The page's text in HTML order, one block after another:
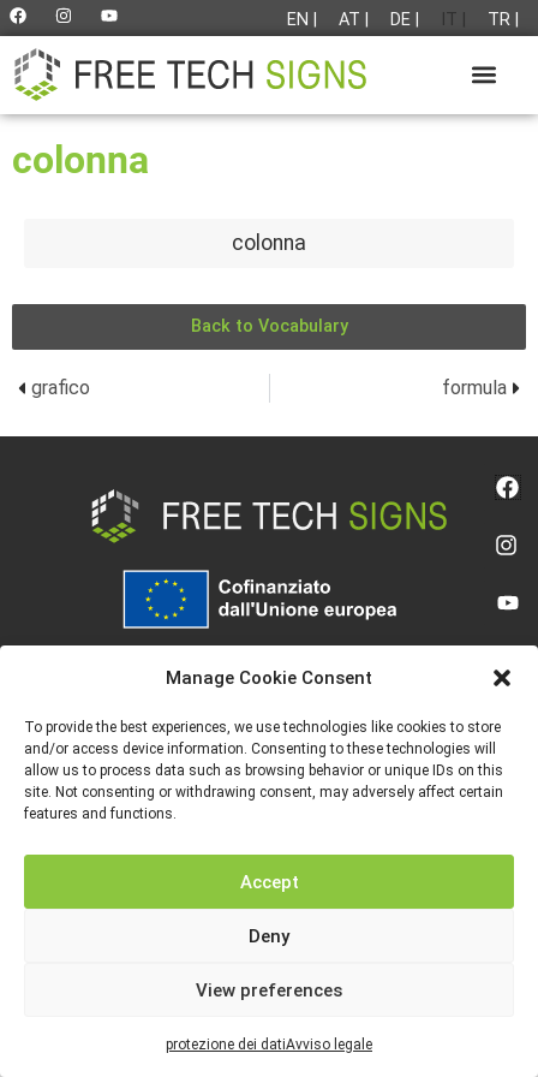
Manage Cookie Consent
To provide the best experiences, we use technologies like cookies to store
and/or access device information. Consenting to these technologies will
allow us to process data such as browsing behavior or unique IDs on this
site. Not consenting or withdrawing consent, may adversely affect certain
features and functions.
Accept
Deny
View preferences
protezione dei datiAvviso legale
EN | AT | DE | IT | TR |
colonna
colonna
Back to Vocabulary
grafico formula
solo o ai soli autori e non riflettono necessariamente le opinioni dell’Unione
europea o dell’Agenzia esecutiva europea per l’istruzione e la cultura (EACEA).